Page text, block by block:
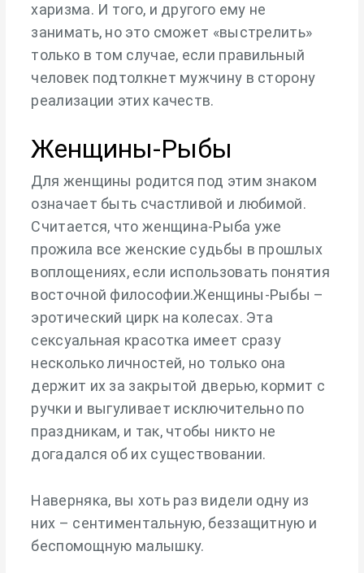
харизма. И того, и другого ему не
занимать, но это сможет «выстрелить»
только в том случае, если правильный
человек подтолкнет мужчину в сторону
реализации этих качеств.
Женщины-Рыбы
Для женщины родится под этим знаком
означает быть счастливой и любимой.
Считается, что женщина-Рыба уже
прожила все женские судьбы в прошлых
воплощениях, если использовать понятия
восточной философии.Женщины-Рыбы –
эротический цирк на колесах. Эта
сексуальная красотка имеет сразу
несколько личностей, но только она
держит их за закрытой дверью, кормит с
ручки и выгуливает исключительно по
праздникам, и так, чтобы никто не
догадался об их существовании.
Наверняка, вы хоть раз видели одну из
них – сентиментальную, беззащитную и
беспомощную малышку.